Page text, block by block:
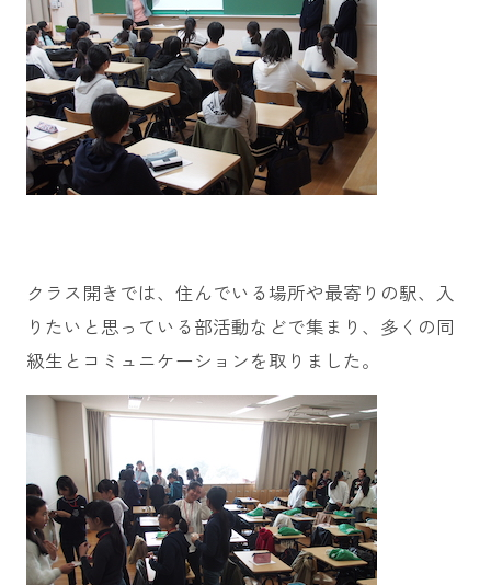
クラス開きでは、住んでいる場所や最寄りの駅、入
りたいと思っている部活動などで集まり、多くの同
級生とコミュニケーションを取りました。